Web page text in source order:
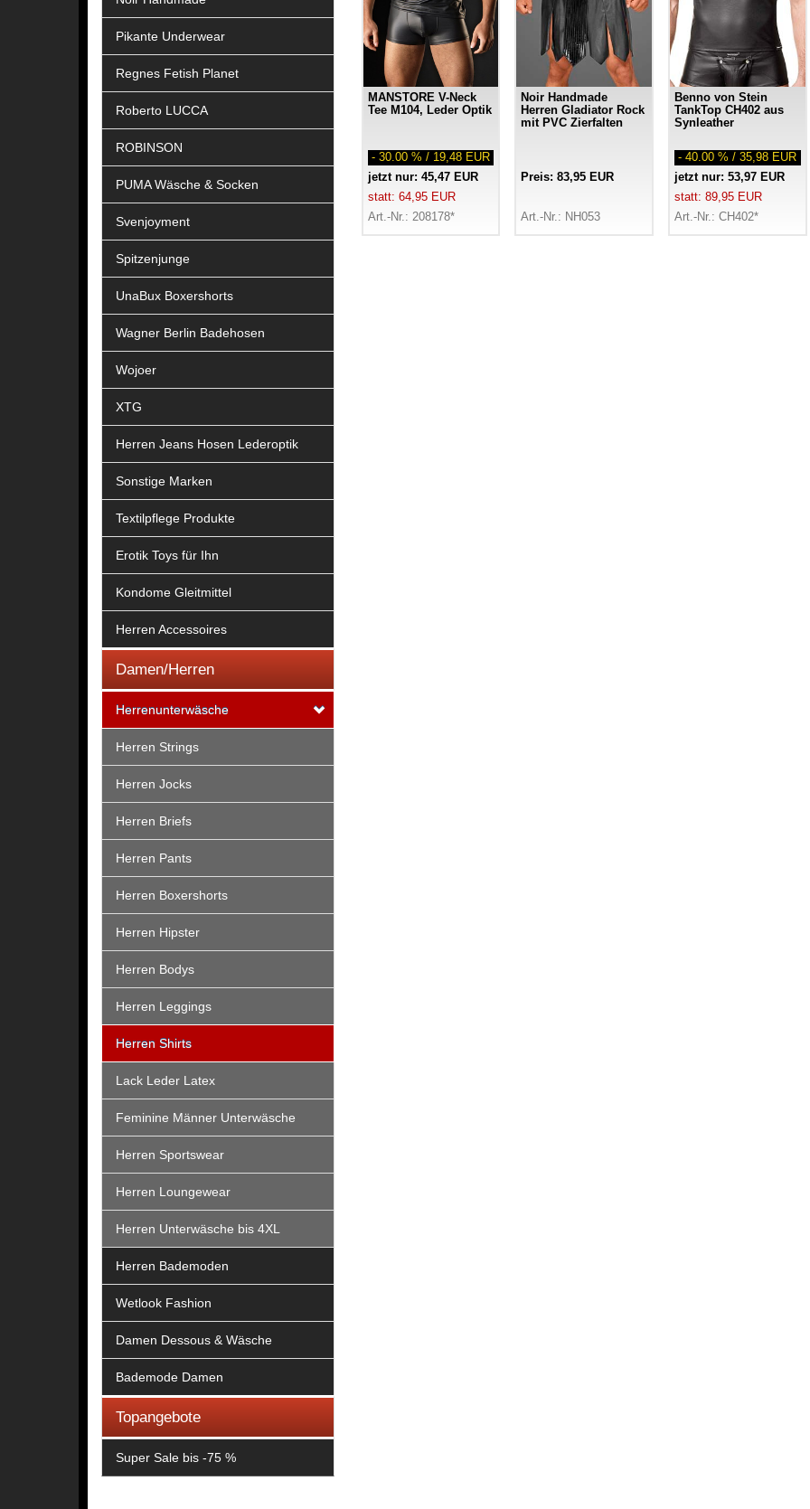
Pikante Underwear
Regnes Fetish Planet
Roberto LUCCA
ROBINSON
PUMA Wäsche & Socken
Svenjoyment
Spitzenjunge
UnaBux Boxershorts
Wagner Berlin Badehosen
Wojoer
XTG
Herren Jeans Hosen Lederoptik
Sonstige Marken
Textilpflege Produkte
Erotik Toys für Ihn
Kondome Gleitmittel
Herren Accessoires
Damen/Herren
Herrenunterwäsche
Herren Strings
Herren Jocks
Herren Briefs
Herren Pants
Herren Boxershorts
Herren Hipster
Herren Bodys
Herren Leggings
Herren Shirts
Lack Leder Latex
Feminine Männer Unterwäsche
Herren Sportswear
Herren Loungewear
Herren Unterwäsche bis 4XL
Herren Bademoden
Wetlook Fashion
Damen Dessous & Wäsche
Bademode Damen
Topangebote
Super Sale bis -75 %
MANSTORE V-Neck
Tee M104, Leder Optik
- 30.00 % / 19,48 EUR
jetzt nur: 45,47 EUR
statt: 64,95 EUR
Art.-Nr.: 208178*
Noir Handmade
Herren Gladiator Rock
mit PVC Zierfalten
Preis: 83,95 EUR
Art.-Nr.: NH053
Benno von Stein
TankTop CH402 aus
Synleather
- 40.00 % / 35,98 EUR
jetzt nur: 53,97 EUR
statt: 89,95 EUR
Art.-Nr.: CH402*